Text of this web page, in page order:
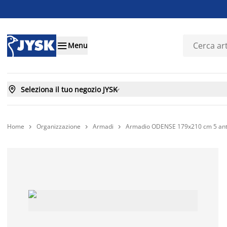
Menu
 Seleziona il tuo negozio JYSK
Home  Organizzazione  Armadi  Armadio ODENSE 179x210 cm 5